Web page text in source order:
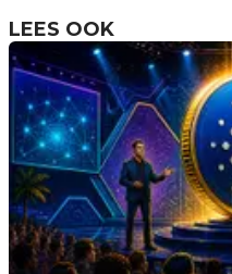
LEES OOK